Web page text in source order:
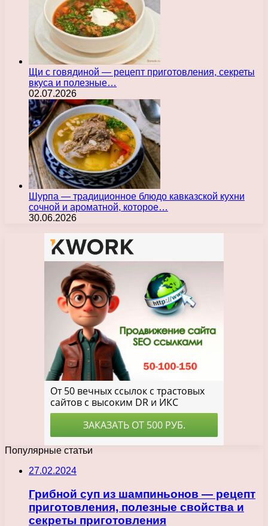
Щи с говядиной — рецепт приготовления, секреты
вкуса и полезные…
02.07.2026
Шурпа — традиционное блюдо кавказской кухни
сочной и ароматной, которое…
30.06.2026
Популярные статьи
27.02.2024
Грибной суп из шампиньонов — рецепт
приготовления, полезные свойства и
секреты приготовления